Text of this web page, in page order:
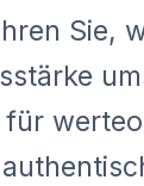
Sie,
für